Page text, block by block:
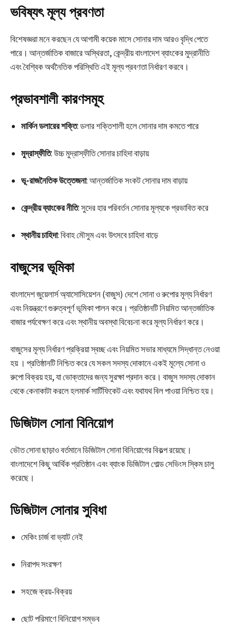
ভবিষ্যৎ মূল্য প্রবণতা
বিশেষজ্ঞরা মনে করছেন যে আগামী কয়েক মাসে সোনার দাম আরও বৃদ্ধি পেতে
পারে। আন্তর্জাতিক বাজারে অস্থিরতা, কেন্দ্রীয় বাংলাদেশ ব্যাংকের মুদ্রানীতি
এবং বৈশ্বিক অর্থনৈতিক পরিস্থিতি এই মূল্য প্রবণতা নির্ধারণ করবে।
প্রভাবশালী কারণসমূহ
মার্কিন ডলারের শক্তি: ডলার শক্তিশালী হলে সোনার দাম কমতে পারে
মুদ্রাস্ফীতি: উচ্চ মুদ্রাস্ফীতি সোনার চাহিদা বাড়ায়
ভূ-রাজনৈতিক উত্তেজনা: আন্তর্জাতিক সংকট সোনার দাম বাড়ায়
কেন্দ্রীয় ব্যাংকের নীতি: সুদের হার পরিবর্তন সোনার মূল্যকে প্রভাবিত করে
স্থানীয় চাহিদা: বিবাহ মৌসুম এবং উৎসবে চাহিদা বাড়ে
বাজুসের ভূমিকা
বাংলাদেশ জুয়েলার্স অ্যাসোসিয়েশন (বাজুস) দেশে সোনা ও রুপোর মূল্য নির্ধারণ
এবং নিয়ন্ত্রণে গুরুত্বপূর্ণ ভূমিকা পালন করে। প্রতিষ্ঠানটি নিয়মিত আন্তর্জাতিক
বাজার পর্যবেক্ষণ করে এবং স্থানীয় অবস্থা বিবেচনা করে মূল্য নির্ধারণ করে।
বাজুসের মূল্য নির্ধারণ প্রক্রিয়া স্বচ্ছ এবং নিয়মিত সভার মাধ্যমে সিদ্ধান্ত নেওয়া
হয় । প্রতিষ্ঠানটি নিশ্চিত করে যে সকল সদস্য দোকানে একই মূল্যে সোনা ও
রুপো বিক্রয় হয়, যা ভোক্তাদের জন্য সুরক্ষা প্রদান করে। বাজুস সদস্য দোকান
থেকে কেনাকাটা করলে হলমার্ক সার্টিফিকেট এবং যথাযথ বিল পাওয়া নিশ্চিত হয়।
ডিজিটাল সোনা বিনিয়োগ
ভৌত সোনা ছাড়াও বর্তমানে ডিজিটাল সোনা বিনিয়োগের বিকল্প রয়েছে।
বাংলাদেশে কিছু আর্থিক প্রতিষ্ঠান এবং ব্যাংক ডিজিটাল গোল্ড সেভিংস স্কিম চালু
করেছে।
ডিজিটাল সোনার সুবিধা
মেকিং চার্জ বা ভ্যাট নেই
নিরাপদ সংরক্ষণ
সহজে ক্রয়-বিক্রয়
ছোট পরিমাণে বিনিয়োগ সম্ভব